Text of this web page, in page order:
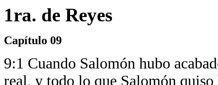
1ra. de Reyes
Capítulo 09
9:1 Cuando Salomón hubo
real, y todo lo que Salomón